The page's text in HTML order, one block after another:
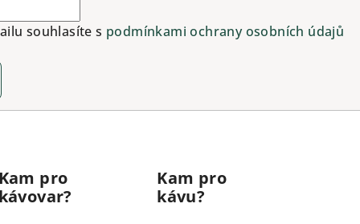
souhlasíte s podmínkami ochrany osobních údajů
pro
Kam pro
kávu?